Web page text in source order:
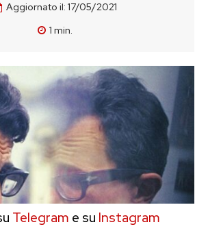
Aggiornato il: 17/05/2021
1 min.
Telegram e su Instagram